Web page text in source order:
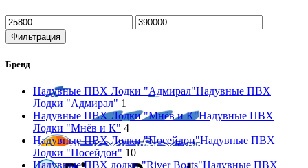
Минимальная
цена
Максимальная
цена
Фильтрация
Бренд
Надувные ПВХ Лодки "Адмирал"Надувные ПВХ
Лодки "Адмирал" 1
Надувные ПВХ Лодки "Мнёв и К"Надувные ПВХ
Лодки "Мнёв и К" 4
Надувные ПВХ Лодки "Посейдон"Надувные ПВХ
Лодки "Посейдон" 10
Надувные ПВХ лодки "River Boats"Надувные ПВХ